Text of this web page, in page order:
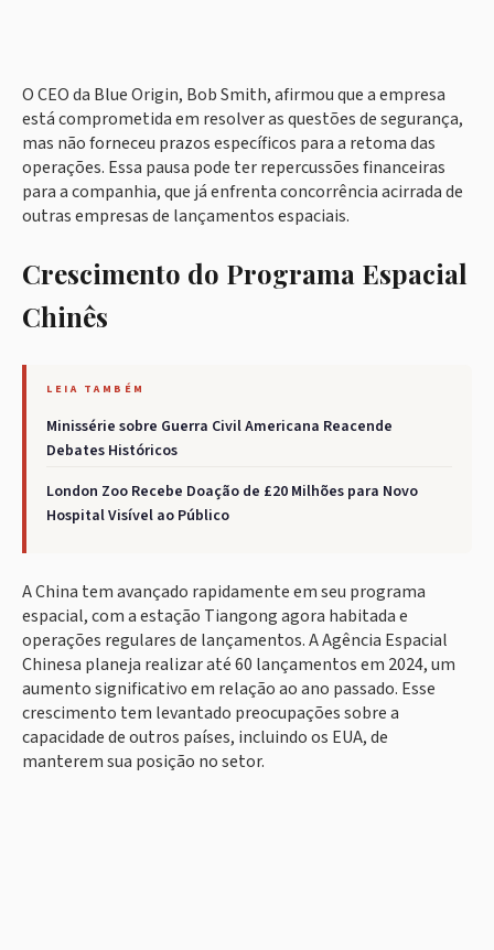
O CEO da Blue Origin, Bob Smith, afirmou que a empresa
está comprometida em resolver as questões de segurança,
mas não forneceu prazos específicos para a retoma das
operações. Essa pausa pode ter repercussões financeiras
para a companhia, que já enfrenta concorrência acirrada de
outras empresas de lançamentos espaciais.
Crescimento do Programa Espacial
Chinês
LEIA TAMBÉM
Minissérie sobre Guerra Civil Americana Reacende
Debates Históricos
London Zoo Recebe Doação de £20 Milhões para Novo
Hospital Visível ao Público
A China tem avançado rapidamente em seu programa
espacial, com a estação Tiangong agora habitada e
operações regulares de lançamentos. A Agência Espacial
Chinesa planeja realizar até 60 lançamentos em 2024, um
aumento significativo em relação ao ano passado. Esse
crescimento tem levantado preocupações sobre a
capacidade de outros países, incluindo os EUA, de
manterem sua posição no setor.